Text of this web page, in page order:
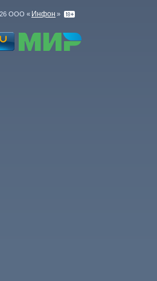
ООО « Инфон »